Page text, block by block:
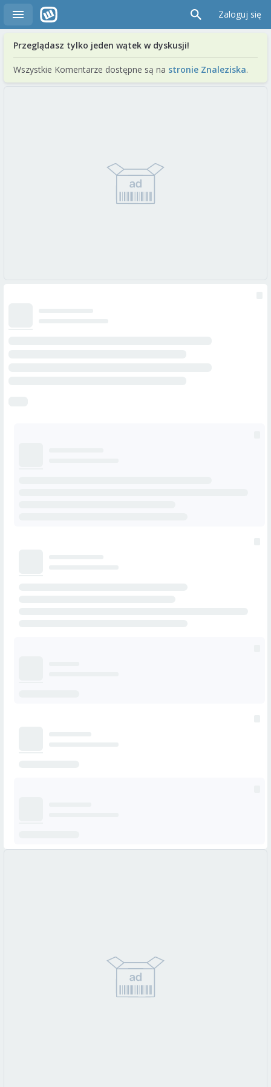
Zaloguj się
Przeglądasz tylko jeden wątek w dyskusji!
Wszystkie Komentarze dostępne są na stronie Znaleziska.